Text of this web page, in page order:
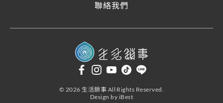
聯絡我們
© 2026 生活鎖事 All Rights Reserved.
Design by iBest